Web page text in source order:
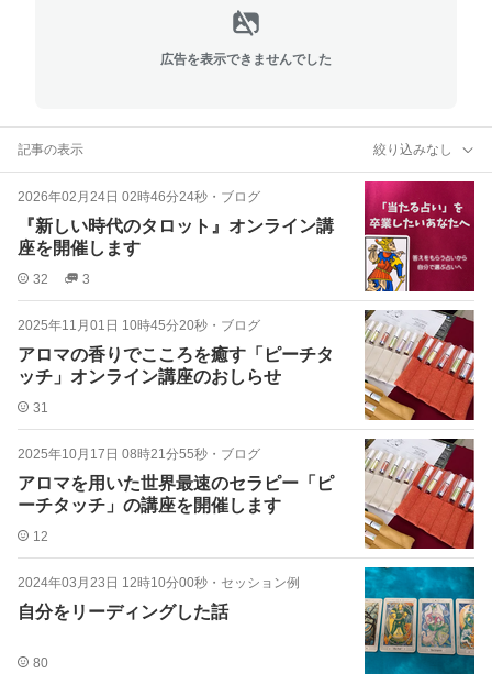
広告を表示できませんでした
記事の表示 絞り込みなし
2026年02月24日 02時46分24秒 ・ ブログ
『新しい時代のタロット』オンライン講
座を開催します
32 3
2025年11月01日 10時45分20秒 ・ ブログ
アロマの香りでこころを癒す「ピーチタ
ッチ」オンライン講座のおしらせ
31
2025年10月17日 08時21分55秒 ・ ブログ
アロマを用いた世界最速のセラピー「ピ
ーチタッチ」の講座を開催します
12
2024年03月23日 12時10分00秒 ・ セッション例
自分をリーディングした話
80